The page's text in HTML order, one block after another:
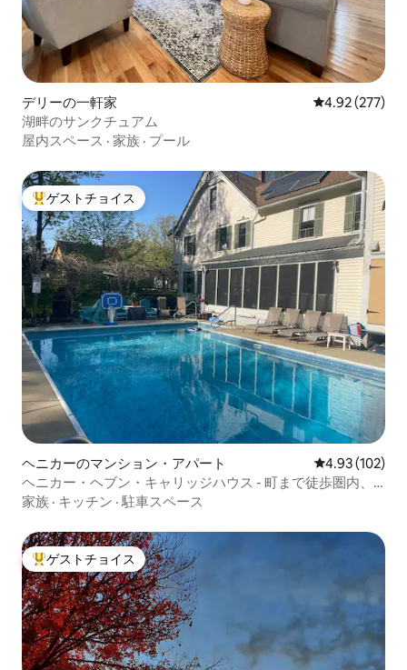
デリーの一軒家 レビュー277
4.92 (277)
湖畔のサンクチュアム
屋内スペース · 家族 · プール
大好評のゲストチョイスです。
ゲストチョイス
ヘニカーのマンション・アパート レビュー102
4.93 (102)
ヘニカー・ヘブン・キャリッジハウス - 町まで徒歩圏内、
プール
家族 · キッチン ·駐車スペース
大好評のゲストチョイスです。
ゲストチョイス